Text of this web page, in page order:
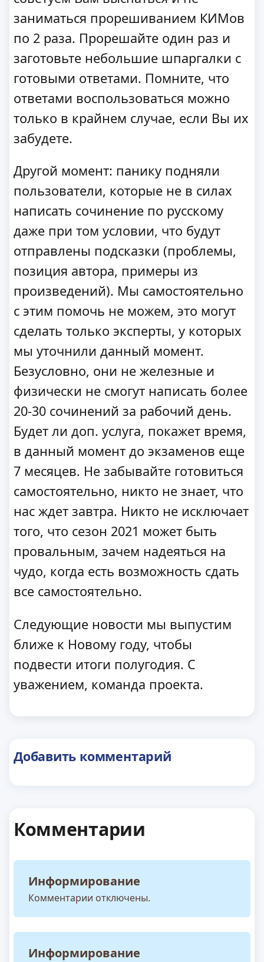
заниматься прорешиванием КИМов
по 2 раза. Прорешайте один раз и
заготовьте небольшие шпаргалки с
готовыми ответами. Помните, что
ответами воспользоваться можно
только в крайнем случае, если Вы их
забудете.
Другой момент: панику подняли
пользователи, которые не в силах
написать сочинение по русскому
даже при том условии, что будут
отправлены подсказки (проблемы,
позиция автора, примеры из
произведений). Мы самостоятельно
с этим помочь не можем, это могут
сделать только эксперты, у которых
мы уточнили данный момент.
Безусловно, они не железные и
физически не смогут написать более
20-30 сочинений за рабочий день.
Будет ли доп. услуга, покажет время,
в данный момент до экзаменов еще
7 месяцев. Не забывайте готовиться
самостоятельно, никто не знает, что
нас ждет завтра. Никто не исключает
того, что сезон 2021 может быть
провальным, зачем надеяться на
чудо, когда есть возможность сдать
все самостоятельно.
Следующие новости мы выпустим
ближе к Новому году, чтобы
подвести итоги полугодия. С
уважением, команда проекта.
Добавить комментарий
Комментарии
Информирование
Комментарии отключены.
Информирование